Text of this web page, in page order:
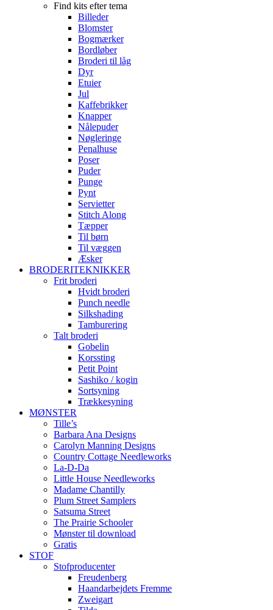
Find kits efter tema
Billeder
Blomster
Bogmærker
Bordløber
Broderi til låg
Dyr
Etuier
Jul
Kaffebrikker
Knapper
Nålepuder
Nøgleringe
Penalhuse
Poser
Puder
Punge
Pynt
Servietter
Stitch Along
Tæpper
Til børn
Til væggen
Æsker
BRODERITEKNIKKER
Frit broderi
Hvidt broderi
Punch needle
Silkshading
Tamburering
Talt broderi
Gobelin
Korssting
Petit Point
Sashiko / kogin
Sortsyning
Trækkesyning
MØNSTER
Tille’s
Barbara Ana Designs
Carolyn Manning Designs
Country Cottage Needleworks
La-D-Da
Little House Needleworks
Madame Chantilly
Plum Street Samplers
Satsuma Street
The Prairie Schooler
Mønster til download
Gratis
STOF
Stofproducenter
Freudenberg
Haandarbejdets Fremme
Zweigart